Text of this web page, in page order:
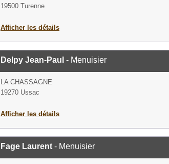
19500 Turenne
Afficher les détails
Delpy Jean-Paul - Menuisier
LA CHASSAGNE
19270 Ussac
Afficher les détails
Fage Laurent - Menuisier